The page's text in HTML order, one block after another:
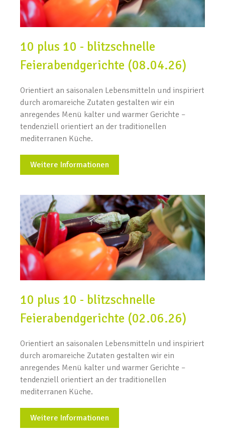
10 plus 10 - blitzschnelle
Feierabendgerichte (08.04.26)
Orientiert an saisonalen Lebensmitteln und inspiriert
durch aromareiche Zutaten gestalten wir ein
anregendes Menü kalter und warmer Gerichte –
tendenziell orientiert an der traditionellen
mediterranen Küche.
Weitere Informationen
10 plus 10 - blitzschnelle
Feierabendgerichte (02.06.26)
Orientiert an saisonalen Lebensmitteln und inspiriert
durch aromareiche Zutaten gestalten wir ein
anregendes Menü kalter und warmer Gerichte –
tendenziell orientiert an der traditionellen
mediterranen Küche.
Weitere Informationen